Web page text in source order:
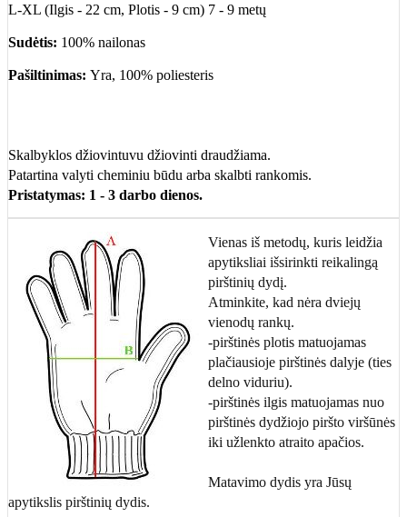
L-XL (Ilgis - 22 cm, Plotis - 9 cm) 7 - 9 metų
Sudėtis: 100% nailonas
Pašiltinimas: Yra, 100% poliesteris
Skalbyklos džiovintuvu džiovinti draudžiama.
Patartina valyti cheminiu būdu arba skalbti rankomis.
Pristatymas: 1 - 3 darbo dienos.
Vienas iš metodų, kuris leidžia
apytiksliai išsirinkti reikalingą
pirštinių dydį.
Atminkite, kad nėra dviejų
vienodų rankų.
-pirštinės plotis matuojamas
plačiausioje pirštinės dalyje (ties
delno viduriu).
-pirštinės ilgis matuojamas nuo
pirštinės dydžiojo piršto viršūnės
iki užlenkto atraito apačios.
Matavimo dydis yra Jūsų
apytikslis pirštinių dydis.